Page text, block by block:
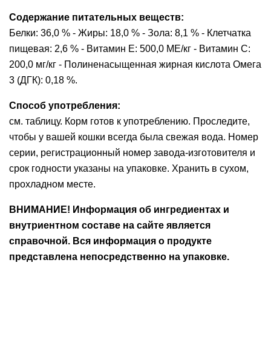
Содержание питательных веществ:
Белки: 36,0 % - Жиры: 18,0 % - Зола: 8,1 % - Клетчатка
пищевая: 2,6 % - Витамин E: 500,0 ME/кг - Витамин C:
200,0 мг/кг - Полиненасыщенная жирная кислота Омега
3 (ДГК): 0,18 %.
Способ употребления:
см. таблицу. Корм готов к употреблению. Проследите,
чтобы у вашей кошки всегда была свежая вода. Номер
серии, регистрационный номер завода-изготовителя и
срок годности указаны на упаковке. Хранить в сухом,
прохладном месте.
ВНИМАНИЕ! Информация об ингредиентах и
внутриентном составе на сайте является
справочной. Вся информация о продукте
представлена непосредственно на упаковке.